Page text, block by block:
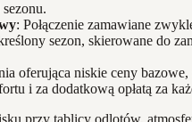
: Połączenie zamawiane
sezon, skierowane do
oferująca niskie ceny bazowe,
i za dodatkową opłatą za